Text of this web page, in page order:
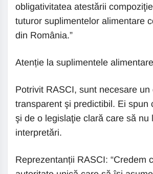
obligativitatea atestării
tuturor suplimentelor alimentare
din România.”
Atenție la suplimentele
Potrivit RASCI, sunt necesare
transparent şi predictibil. Ei spun
şi de o legislaţie clară care să
interpretări.
Reprezentanții RASCI: “Credem